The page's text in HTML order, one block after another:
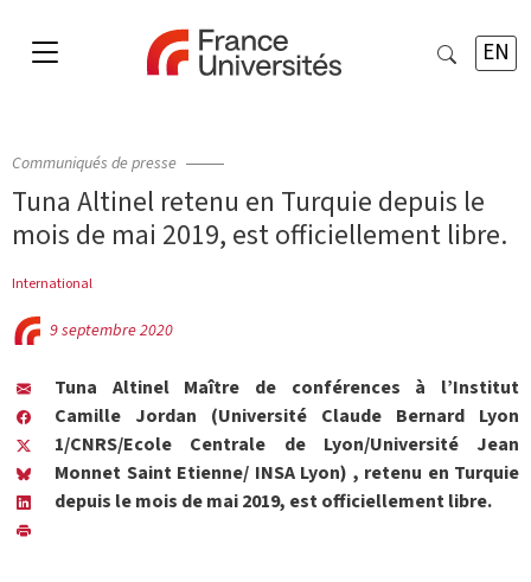
EN
Communiqués de presse
Tuna Altinel retenu en Turquie depuis le
mois de mai 2019, est officiellement libre.
International
9 septembre 2020
Tuna Altinel Maître de conférences à l’Institut
Camille Jordan (Université Claude Bernard Lyon
1/CNRS/Ecole Centrale de Lyon/Université Jean
Monnet Saint Etienne/ INSA Lyon) , retenu en Turquie
depuis le mois de mai 2019, est officiellement libre.